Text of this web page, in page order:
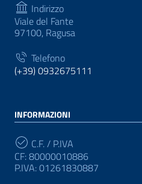
Indirizzo
Viale del Fante
97100, Ragusa
Telefono
(+39) 0932675111
INFORMAZIONI
C.F. / P.IVA
CF: 80000010886
P.IVA: 01261830887